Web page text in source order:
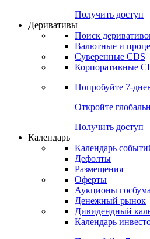
Получить доступ
Деривативы
Поиск
Валютные и
Суверенные CDS
Корпоративные
Попробуйте 7-
Откройте
Получить доступ
Календарь
Календарь
Дефолты
Размещения
Оферты
Аукционы
Денежный рынок
Дивидендный
Календарь